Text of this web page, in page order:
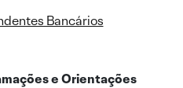
Bancários
e Orientações